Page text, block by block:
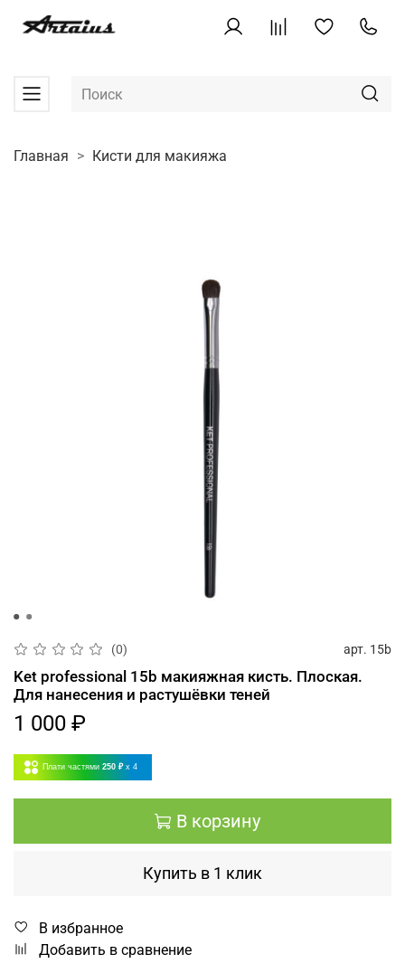
Главная Кисти для макияжа
(0) арт. 15b
Ket professional 15b макияжная кисть. Плоская.
Для нанесения и растушёвки теней
1 000 ₽
Плати частями 250 ₽ x 4
В корзину
Купить в 1 клик
В избранное
Добавить в сравнение